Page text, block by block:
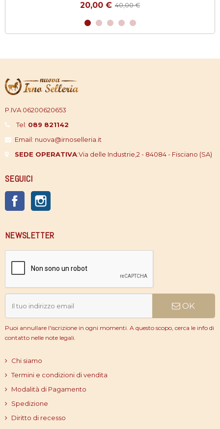
20,00 € 40,00 €
P.IVA 06200620653
Tel: 089 821142
Email: nuova@irnoselleria.it
SEDE OPERATIVA:Via delle Industrie,2 - 84084 - Fisciano (SA)
SEGUICI
Facebook
NEWSLETTER
OK
Puoi annullare l'iscrizione in ogni momenti. A questo scopo, cerca le info di
contatto nelle note legali.
Chi siamo
Termini e condizioni di vendita
Modalità di Pagamento
Spedizione
Diritto di recesso